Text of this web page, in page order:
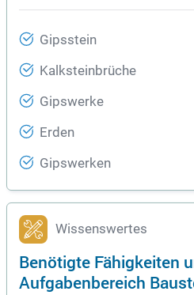
Gipsstein
Kalksteinbrüche
Gipswerke
Erden
Gipswerken
Wissenswertes
Benötigte Fähigkeiten
Aufgabenbereich